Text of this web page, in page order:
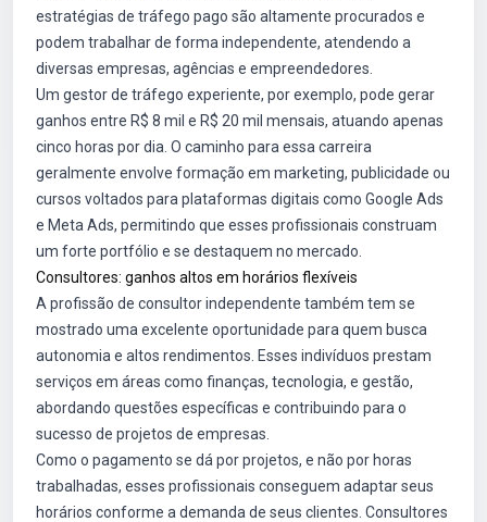
estratégias de tráfego pago são altamente procurados e
podem trabalhar de forma independente, atendendo a
diversas empresas, agências e empreendedores.
Um gestor de tráfego experiente, por exemplo, pode gerar
ganhos entre R$ 8 mil e R$ 20 mil mensais, atuando apenas
cinco horas por dia. O caminho para essa carreira
geralmente envolve formação em marketing, publicidade ou
cursos voltados para plataformas digitais como Google Ads
e Meta Ads, permitindo que esses profissionais construam
um forte portfólio e se destaquem no mercado.
Consultores: ganhos altos em horários flexíveis
A profissão de consultor independente também tem se
mostrado uma excelente oportunidade para quem busca
autonomia e altos rendimentos. Esses indivíduos prestam
serviços em áreas como finanças, tecnologia, e gestão,
abordando questões específicas e contribuindo para o
sucesso de projetos de empresas.
Como o pagamento se dá por projetos, e não por horas
trabalhadas, esses profissionais conseguem adaptar seus
horários conforme a demanda de seus clientes. Consultores